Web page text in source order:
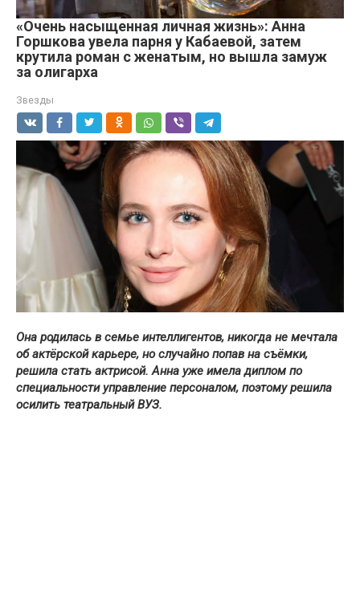
«Очень насыщенная личная жизнь»: Анна
Горшкова увела парня у Кабаевой, затем
крутила роман с женатым, но вышла замуж
за олигарха
Звезды
Она родилась в семье интеллигентов, никогда не мечтала
об актёрской карьере, но случайно попав на съёмки,
решила стать актрисой. Анна уже имела диплом по
специальности управление персоналом, поэтому решила
осилить театральный ВУЗ.